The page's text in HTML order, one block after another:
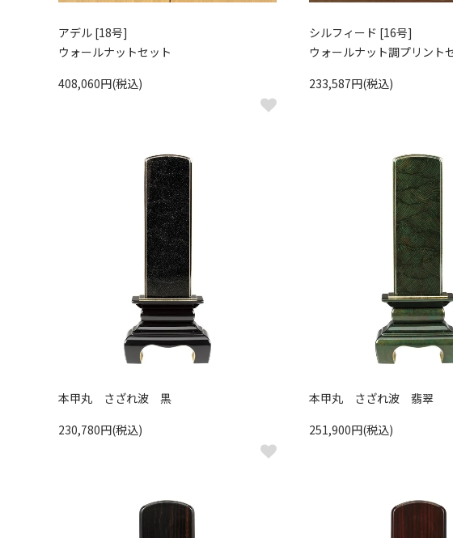
アデル [18号]
ウォールナットセット
408,060円(税込)
シルフィード [16号]
ウォールナット調プリント
233,587円(税込)
本甲丸 さざれ波 黒
230,780円(税込)
本甲丸 さざれ波 翡翠
251,900円(税込)